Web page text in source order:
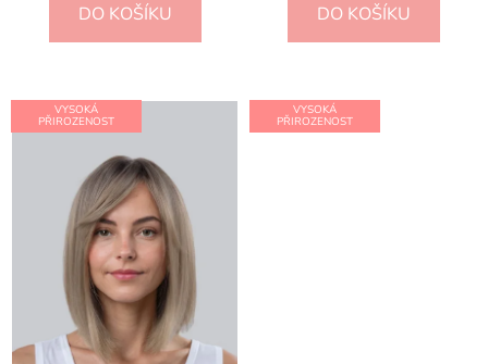
DO KOŠÍKU DO KOŠÍKU
VYSOKÁ
PŘIROZENOST
VYSOKÁ
PŘIROZENOST